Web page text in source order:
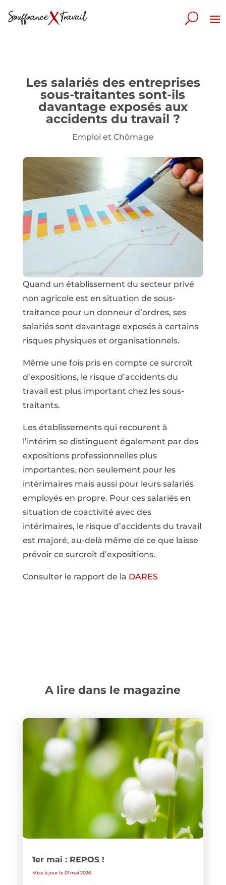
Les salariés des entreprises
sous-traitantes sont-ils
davantage exposés aux
accidents du travail ?
Emploi et Chômage
Quand un établissement du secteur privé
non agricole est en situation de sous-
traitance pour un donneur d’ordres, ses
salariés sont davantage exposés à certains
risques physiques et organisationnels.
Même une fois pris en compte ce surcroît
d’expositions, le risque d’accidents du
travail est plus important chez les sous-
traitants.
Les établissements qui recourent à
l’intérim se distinguent également par des
expositions professionnelles plus
importantes, non seulement pour les
intérimaires mais aussi pour leurs salariés
employés en propre. Pour ces salariés en
situation de coactivité avec des
intérimaires, le risque d’accidents du travail
est majoré, au-delà même de ce que laisse
prévoir ce surcroît d’expositions.
Consulter le rapport de la DARES
A lire dans le magazine
1er mai : REPOS !
Mise à jour le 01 mai 2026